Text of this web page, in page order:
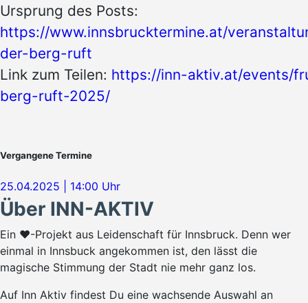
Ursprung des Posts:
https://www.innsbrucktermine.at/
der-berg-ruft
Link zum Teilen: https://inn-aktiv.at/events/
berg-ruft-2025/
Vergangene Termine
25.04.2025 | 14:00 Uhr
Über INN-AKTIV
Ein ♥-Projekt aus Leidenschaft für Innsbruck. Denn wer
einmal in Innsbuck angekommen ist, den lässt die
magische Stimmung der Stadt nie mehr ganz los.
Auf Inn Aktiv findest Du eine wachsende Auswahl an